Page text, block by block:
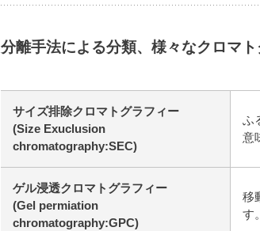
分離手法による分類、様々なクロマ
サイズ排除クロマトグラフィー
(Size Exuclusion
chromatography:SEC)
ふ
意
ゲル浸透クロマトグラフィー
(Gel permiation
chromatography:GPC)
移
す。